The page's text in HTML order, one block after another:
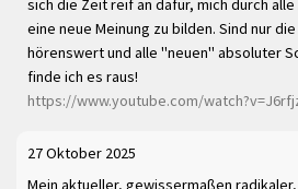
sich die Zeit reif an dafür, mich durch
eine neue Meinung zu bilden. Sind nur
hörenswert und alle "neuen" absoluter
finde ich es raus!
https://www.youtube.com/
27 Oktober 2025
Mein aktueller, gewissermaßen radikaler,